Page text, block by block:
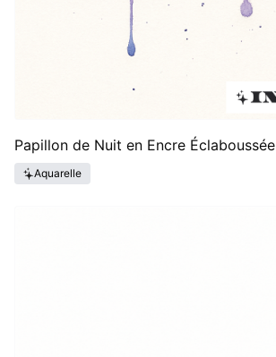
Papillon de Nuit en Encre Éclaboussée
Aquarelle